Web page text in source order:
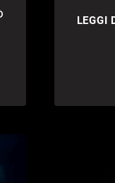
LEGGI